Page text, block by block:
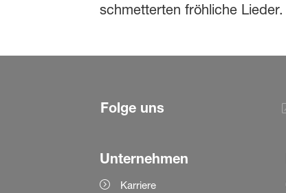
schmetterten fröhliche Lieder.
Folge uns
Unternehmen
Karriere